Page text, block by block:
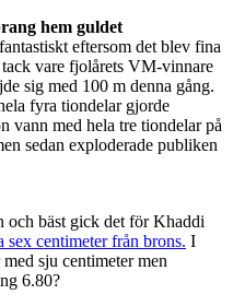
hem guldet
eftersom det blev fina
vare fjolårets VM-vinnare
sig med 100 m denna gång.
fyra tiondelar gjorde
vann med hela tre tiondelar på
sedan exploderade publiken
och bäst gick det för Khaddi
sex centimeter från brons. I
sju centimeter men
6.80?